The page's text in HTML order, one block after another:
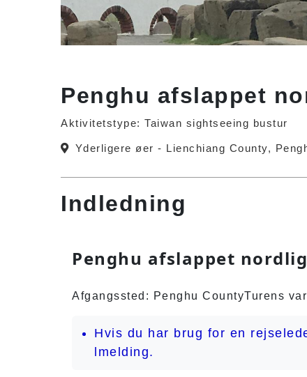
Penghu afslappet
Aktivitetstype: Taiwan sightseeing bustur
Yderligere øer - Lienchiang County,
Indledning
Penghu afslappet
Afgangssted: Penghu CountyTurens
Hvis du har brug for en
lmelding.